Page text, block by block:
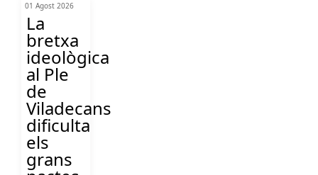
01 Agost 2026
La
bretxa
ideològica
al Ple
de
Viladecans
dificulta
els
grans